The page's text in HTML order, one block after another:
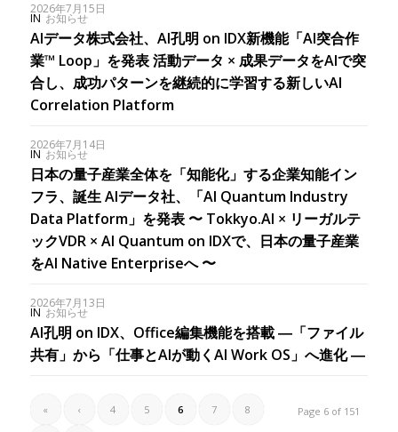
2026年7月15日
IN お知らせ
AIデータ株式会社、AI孔明 on IDX新機能「AI突合作
業™ Loop」を発表 活動データ × 成果データをAIで突
合し、成功パターンを継続的に学習する新しいAI
Correlation Platform
2026年7月14日
IN お知らせ
日本の量子産業全体を「知能化」する企業知能イン
フラ、誕生 AIデータ社、「AI Quantum Industry
Data Platform」を発表 〜 Tokkyo.AI × リーガルテ
ックVDR × AI Quantum on IDXで、日本の量子産業
をAI Native Enterpriseへ 〜
2026年7月13日
IN お知らせ
AI孔明 on IDX、Office編集機能を搭載 ―「ファイル
共有」から「仕事とAIが動くAI Work OS」へ進化 ―
Page 6 of 151
« ‹ 4 5 6 7 8